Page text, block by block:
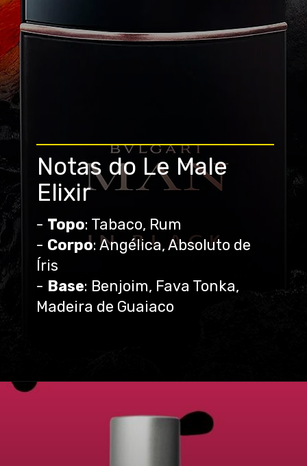
- Topo: Tabaco, Rum
- Corpo: Angélica, Absoluto de
Íris
- Base: Benjoim, Fava Tonka,
Madeira de Guaiaco
Notas do Le Male
Elixir